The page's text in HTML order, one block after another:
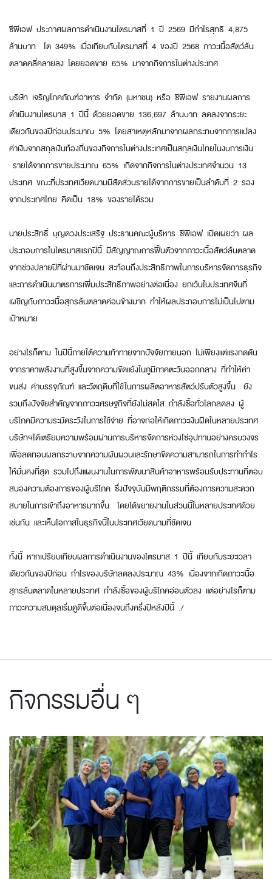
ซีพีเอฟ ประกาศผลการดำเนินงานไตรมาสที่ 1 ปี 2569 มีกำไรสุทธิ 4,875
ล้านบาท โต 349% เมื่อเทียบกับไตรมาสที่ 4 ของปี 2568 ภาวะเนื้อสัตว์ล้น
ตลาดคลี่คลายลง โดยยอดขาย 65% มาจากกิจการในต่างประเทศ
บริษัท เจริญโภคภัณฑ์อาหาร จำกัด (มหาชน) หรือ ซีพีเอฟ รายงานผลการ
ดำเนินงานไตรมาส 1 ปีนี้ ด้วยยอดขาย 136,697 ล้านบาท ลดลงจากระยะ
เดียวกันของปีก่อนประมาณ 5% โดยสาเหตุหลักมาจากผลกระทบจากการแปลง
ค่าเงินจากสกุลเงินท้องถิ่นของกิจการในต่างประเทศเป็นสกุลเงินไทยในงบการเงิน
รายได้จากการขายประมาณ 65% เกิดจากกิจการในต่างประเทศจำนวน 13
ประเทศ ขณะที่ประเทศเวียดนามมีสัดส่วนรายได้จากการขายเป็นลำดับที่ 2 รอง
จากประเทศไทย คิดเป็น 18% ของรายได้รวม
นายประสิทธิ์ บุญดวงประเสริฐ ประธานคณะผู้บริหาร ซีพีเอฟ เปิดเผยว่า ผล
ประกอบการในไตรมาสแรกปีนี้ มีสัญญาณการฟื้นตัวจากภาวะเนื้อสัตว์ล้นตลาด
จากช่วงปลายปีที่ผ่านมาชัดเจน สะท้อนถึงประสิทธิภาพในการบริหารจัดการธุรกิจ
และการดำเนินมาตรการเพิ่มประสิทธิภาพอย่างต่อเนื่อง ยกเว้นในประเทศจีนที่
เผชิญกับภาวะเนื้อสุกรล้นตลาดค่อนข้างมาก ทำให้ผลประกอบการไม่เป็นไปตาม
เป้าหมาย
อย่างไรก็ตาม ในปีนี้ภายใต้ความท้าทายจากปัจจัยภายนอก ไม่เพียงแต่แรงกดดัน
จากราคาพลังงานที่สูงขึ้นจากความขัดแย้งในภูมิภาคตะวันออกกลาง ที่ทำให้ค่า
ขนส่ง ค่าบรรจุภัณฑ์ และวัตถุดิบที่ใช้ในการผลิตอาหารสัตว์ปรับตัวสูงขึ้น ยัง
รวมถึงปัจจัยสำคัญจากภาวะเศรษฐกิจที่ยังไม่สดใส กำลังซื้อทั่วโลกลดลง ผู้
บริโภคมีความระมัดระวังในการใช้จ่าย ที่อาจก่อให้เกิดภาวะเงินฝืดในหลายประเทศ
บริษัทฯได้เตรียมความพร้อมผ่านการบริหารจัดการห่วงโซ่อุปทานอย่างครบวงจร
เพื่อลดทอนผลกระทบจากความผันผวนและรักษาขีดความสามารถในการทำกำไร
ให้มั่นคงที่สุด รวมไปถึงแผนงานในการพัฒนาสินค้าอาหารพร้อมรับประทานที่ตอบ
สนองความต้องการของผู้บริโภค ซึ่งปัจจุบันมีพฤติกรรมที่ต้องการความสะดวก
สบายในการเข้าถึงอาหารมากขึ้น โดยได้ขยายงานในส่วนนี้ในหลายประเทศด้วย
เช่นกัน และเห็นโอกาสในธุรกิจนี้ในประเทศเวียดนามที่ชัดเจน
ทั้งนี้ หากเปรียบเทียบผลการดำเนินงานของไตรมาส 1 ปีนี้ เทียบกับระยะเวลา
เดียวกันของปีก่อน กำไรของบริษัทลดลงประมาณ 43% เนื่องจากเกิดภาวะเนื้อ
สุกรล้นตลาดในหลายประเทศ กำลังซื้อของผู้บริโภคอ่อนตัวลง แต่อย่างไรก็ตาม
ภาวะความสมดุลเริ่มดูดีขึ้นต่อเนื่องจนถึงครึ่งปีหลังปีนี้ ./
กิจกรรมอื่น ๆ